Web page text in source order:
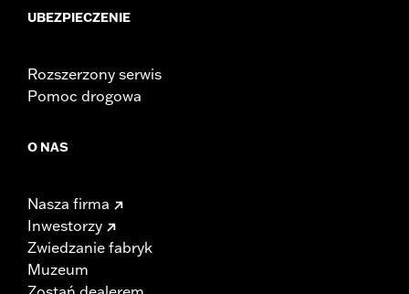
UBEZPIECZENIE
Rozszerzony serwis
Pomoc drogowa
O NAS
Nasza firma
Inwestorzy
Zwiedzanie fabryk
Muzeum